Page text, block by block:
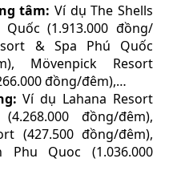
tâm: Ví dụ The Shells
(1.913.000 đồng/
& Spa Phú Quốc
Mövenpick Resort
đồng/đêm),…
Ví dụ Lahana Resort
đồng/đêm),
(427.500 đồng/đêm),
Phu Quoc (1.036.000